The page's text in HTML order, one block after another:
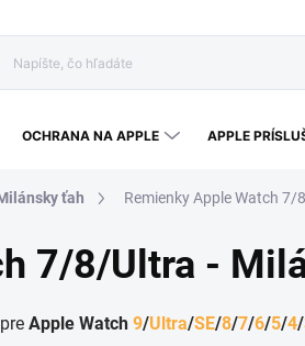
OCHRANA NA APPLE APPLE
ťah Remienky Apple Watch
7/8/Ultra -
Apple Watch 9/Ultra/SE/8/7/6/5/4/